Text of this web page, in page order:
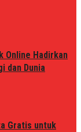
Online Hadirkan
dan Dunia
Gratis untuk